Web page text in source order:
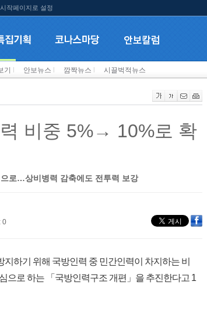
시작페이지로 설정
기 안보뉴스 깜짝뉴스 시끌벅적뉴스
비중 5%→ 10%로 확
로…상비병력 감축에도 전투력 보강
: 0
하기 위해 국방인력 중 민간인력이 차지하는 비
으로 하는 「국방인력구조 개편」을 추진한다고 1